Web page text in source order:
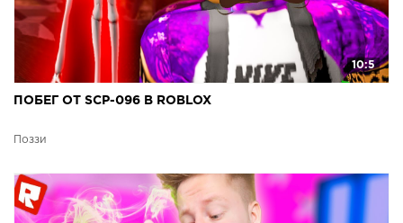
10:5
ПОБЕГ ОТ SCP-096 В ROBLOX
Поззи